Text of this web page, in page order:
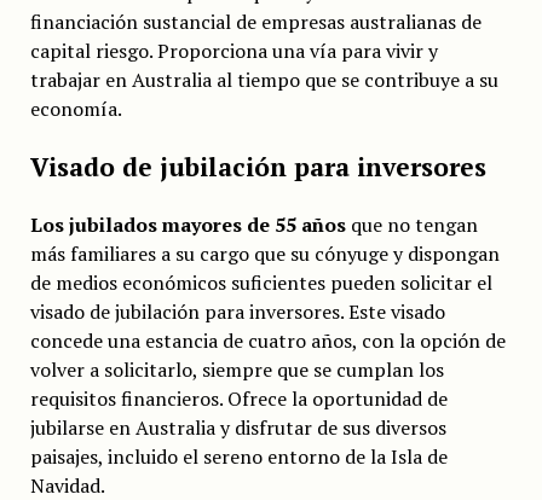
financiación sustancial de empresas australianas de
capital riesgo. Proporciona una vía para vivir y
trabajar en Australia al tiempo que se contribuye a su
economía.
Visado de jubilación para inversores
Los jubilados mayores de 55 añosque no tengan
más familiares a su cargo que su cónyuge y dispongan
de medios económicos suficientes pueden solicitar el
visado de jubilación para inversores. Este visado
concede una estancia de cuatro años, con la opción de
volver a solicitarlo, siempre que se cumplan los
requisitos financieros. Ofrece la oportunidad de
jubilarse en Australia y disfrutar de sus diversos
paisajes, incluido el sereno entorno de la Isla de
Navidad.